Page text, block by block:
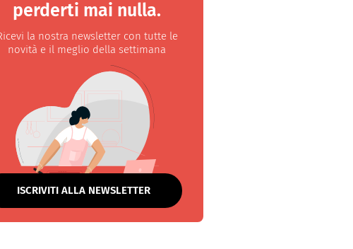
perderti mai nulla.
la nostra newsletter con tutte le
novità e il meglio della settimana
ISCRIVITI ALLA NEWSLETTER